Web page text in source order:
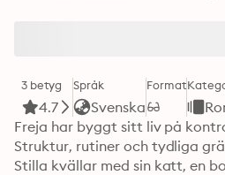
3 betyg
4.7
Språk
Svenska
Format
Freja har byggt sitt liv på
Struktur, rutiner och tydliga
Stilla kvällar med sin katt, en